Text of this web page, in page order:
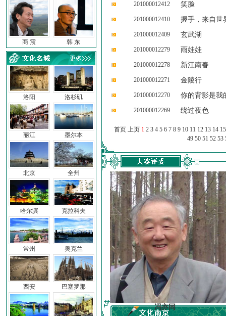
商 震 韩 东
洛阳
丽江
北京
哈尔滨
常州
西安
洛杉矶
墨尔本
全州
克拉科夫
奥克兰
巴塞罗那
201000012412 笑脸
201000012410 握手，来自世
201000012409 玄武湖
201000012279 雨娃娃
201000012278 新江南春
201000012271 金陵行
201000012270 你的背影是我
201000012269 绕过夜色
首页 上页 1 2 3 4 5 6 7 8 9 10 11 12 13 14 15
49 50 51 52 53
前子 冯亦同